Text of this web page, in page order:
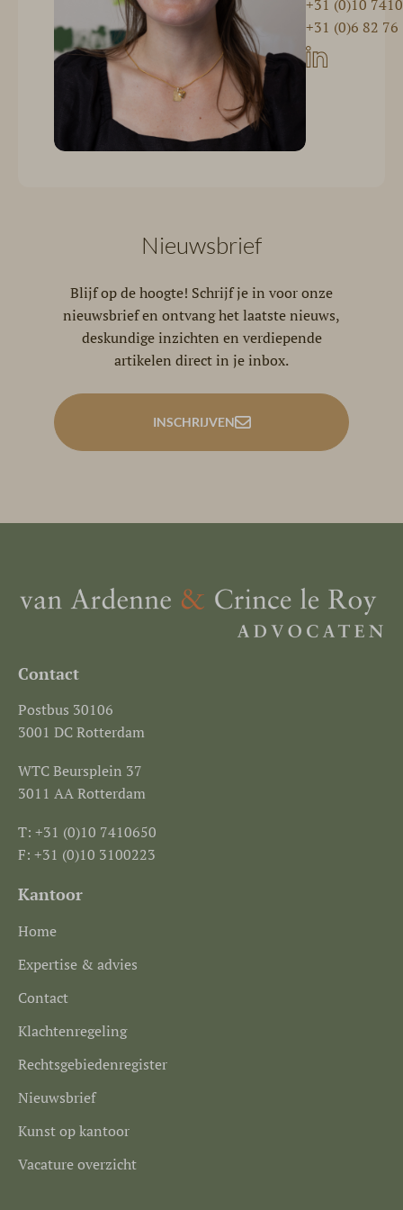
+31 (0)10
+31 (0)6 82 76
Nieuwsbrief
Blijf op de hoogte! Schrijf je in voor onze
nieuwsbrief en ontvang het laatste nieuws,
deskundige inzichten en verdiepende
artikelen direct in je inbox.
INSCHRIJVEN
Contact
Postbus 30106
3001 DC Rotterdam
WTC Beursplein 37
3011 AA Rotterdam
T: +31 (0)10 7410650
F: +31 (0)10 3100223
Kantoor
Home
Expertise & advies
Contact
Klachtenregeling
Rechtsgebiedenregister
Nieuwsbrief
Kunst op kantoor
Vacature overzicht